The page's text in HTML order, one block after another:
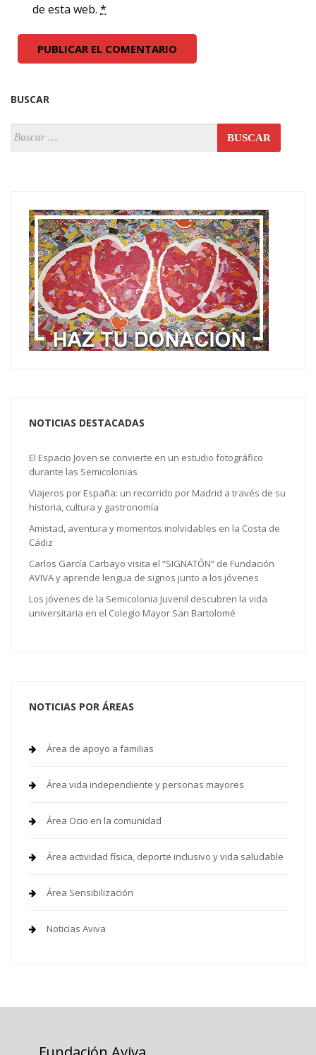
de esta web. *
BUSCAR
NOTICIAS DESTACADAS
El Espacio Joven se convierte en un estudio fotográfico
durante las Semicolonias
Viajeros por España: un recorrido por Madrid a través de su
historia, cultura y gastronomía
Amistad, aventura y momentos inolvidables en la Costa de
Cádiz
Carlos García Carbayo visita el “SIGNATÓN” de Fundación
AVIVA y aprende lengua de signos junto a los jóvenes
Los jóvenes de la Semicolonia Juvenil descubren la vida
universitaria en el Colegio Mayor San Bartolomé
NOTICIAS POR ÁREAS
Área de apoyo a familias
Área vida independiente y personas mayores
Área Ocio en la comunidad
Área actividad física, deporte inclusivo y vida saludable
Área Sensibilización
Noticias Aviva